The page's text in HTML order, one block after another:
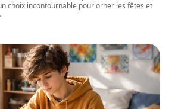
choix incontournable pour orner les fêtes et